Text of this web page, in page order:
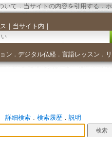
いて．当サイトの内容を引用する ．
｜ 当サイト内 ｜
ン ． デジタル仏経． 言語レッスン ．
詳細検索． 検索履歴． 説明